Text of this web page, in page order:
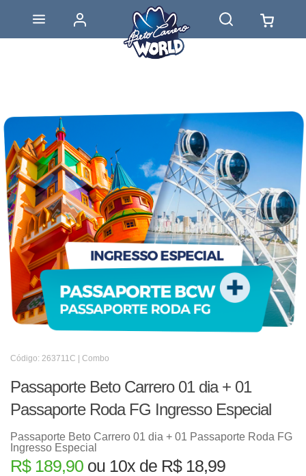
Código: 263711C | Combo
Passaporte Beto Carrero 01 dia + 01
Passaporte Roda FG Ingresso Especial
Passaporte Beto Carrero 01 dia + 01 Passaporte Roda FG
Ingresso Especial
R$ 189,90 ou 10x de R$ 18,99